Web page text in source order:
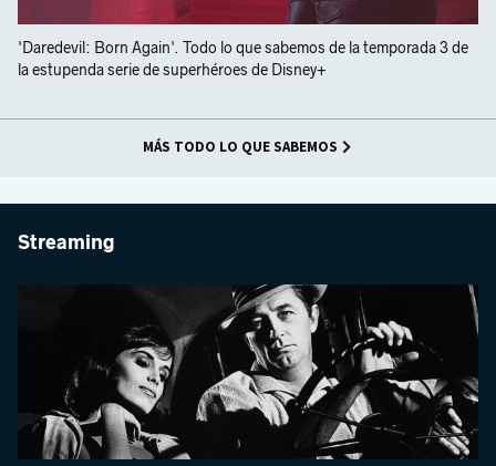
'Daredevil: Born Again'. Todo lo que sabemos de la temporada 3 de
la estupenda serie de superhéroes de Disney+
MÁS TODO LO QUE SABEMOS
Streaming